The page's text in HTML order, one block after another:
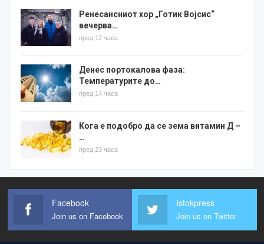
Ренесансниот хор „Готик Војсис“
вечерва…
пред 12 часа
Денес портокалова фаза:
Температурите до…
пред 14 часа
Кога е подобро да се зема витамин Д –
…
пред 23 часа
Facebook
Join us on Facebook
Istokpress
Join us on Twitter